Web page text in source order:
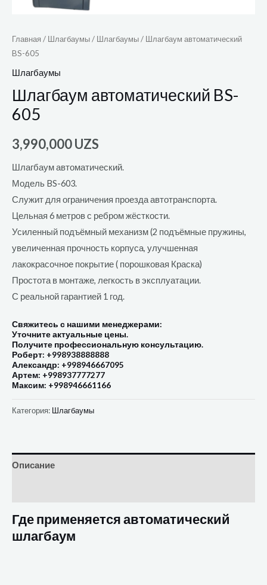
Главная / Шлагбаумы/ Шлагбаумы/ Шлагбаум автоматический
BS-605
Шлагбаумы
Шлагбаум автоматический BS-
605
3,990,000UZS
Шлагбаум автоматический.
Модель BS-603.
Служит для ограничения проезда автотранспорта.
Цельная 6 метров с ребром жёсткости.
Усиленный подъёмный механизм (2 подъёмные пружины,
увеличенная прочность корпуса, улучшенная
лакокрасочное покрытие ( порошковая Краска)
Простота в монтаже, легкость в эксплуатации.
С реальной гарантией 1 год.
Свяжитесь с нашими менеджерами:
Уточните актуальные цены.
Получите профессиональную консультацию.
Роберт: +998938888888
Александр: +998946667095
Артем: +998937777277
Максим: +998946661166
Категория: Шлагбаумы
Описание
Где применяется автоматический
шлагбаум